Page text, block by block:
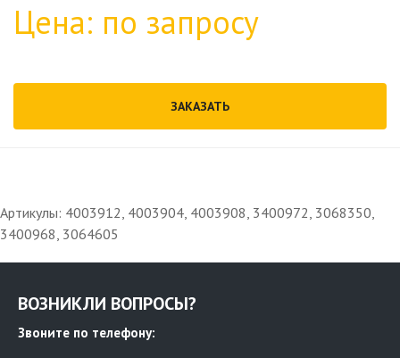
Цена: по запросу
ЗАКАЗАТЬ
Артикулы: 4003912, 4003904, 4003908, 3400972, 3068350,
3400968, 3064605
ВОЗНИКЛИ ВОПРОСЫ?
Звоните по телефону: